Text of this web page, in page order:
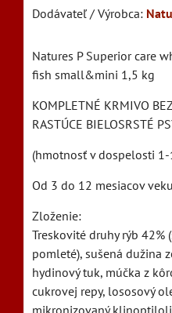
Dodávateľ / Výrobca:
Natures P Superior care
fish small&mini 1,5 kg
KOMPLETNÉ KRMIVO
RASTÚCE BIELOSRSTÉ
(hmotnosť v dospelosti
Od 3 do 12 mesiacov veku
Zloženie:
Treskovité druhy rýb 42%
pomleté), sušená dužina
hydinový tuk, múčka z
cukrovej repy, lososový